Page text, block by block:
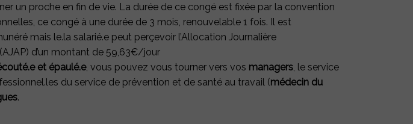
un proche en fin de vie. La durée de ce congé est fixée par la convention
ce congé à une durée de 3 mois, renouvelable 1 fois. Il est
mais le.la salarié.e peut perçevoir l’Allocation Journalière
d’un montant de 59,63€/jour
et épaulé.e, vous pouvez vous tourner vers vos managers , le service
du service de prévention et de santé au travail (médecin du
.